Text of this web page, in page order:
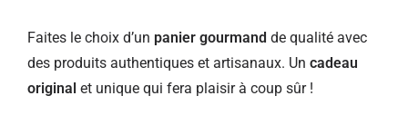
Faites le choix d’un panier gourmand de qualité avec
des produits authentiques et artisanaux. Un cadeau
original et unique qui fera plaisir à coup sûr !